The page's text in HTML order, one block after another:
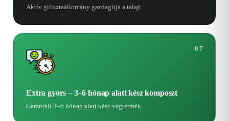
Aktív gilisztaállomány gazdagítja a talajt
07
Extra gyors – 3–6 hónap alatt kész komposzt
Garantált 3–6 hónap alatt kész végtermék